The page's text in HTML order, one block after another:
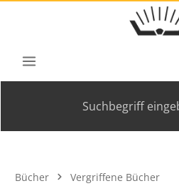
Zum Hauptinhalt springen
Bücher Vergriffene Bücher